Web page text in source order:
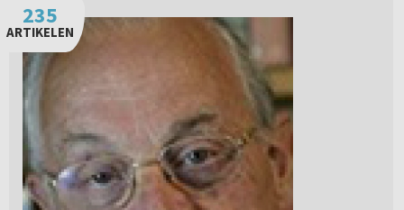
235
ARTIKELEN